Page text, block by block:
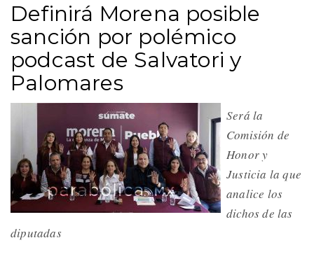
Definirá Morena posible
sanción por polémico
podcast de Salvatori y
Palomares
Será la
Comisión de
Honor y
Justicia la que
analice los
dichos de las
diputadas